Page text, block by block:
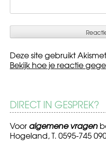
Deze site gebruikt
Bekijk hoe je reactie
DIRECT IN GESPREK?
Voor algemene vragen
Hogeland, T. 0595-745